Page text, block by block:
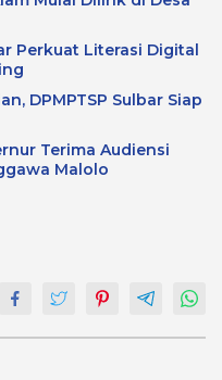
Perkuat Literasi Digital
DPMPTSP Sulbar Siap
Terima Audiensi
Malolo